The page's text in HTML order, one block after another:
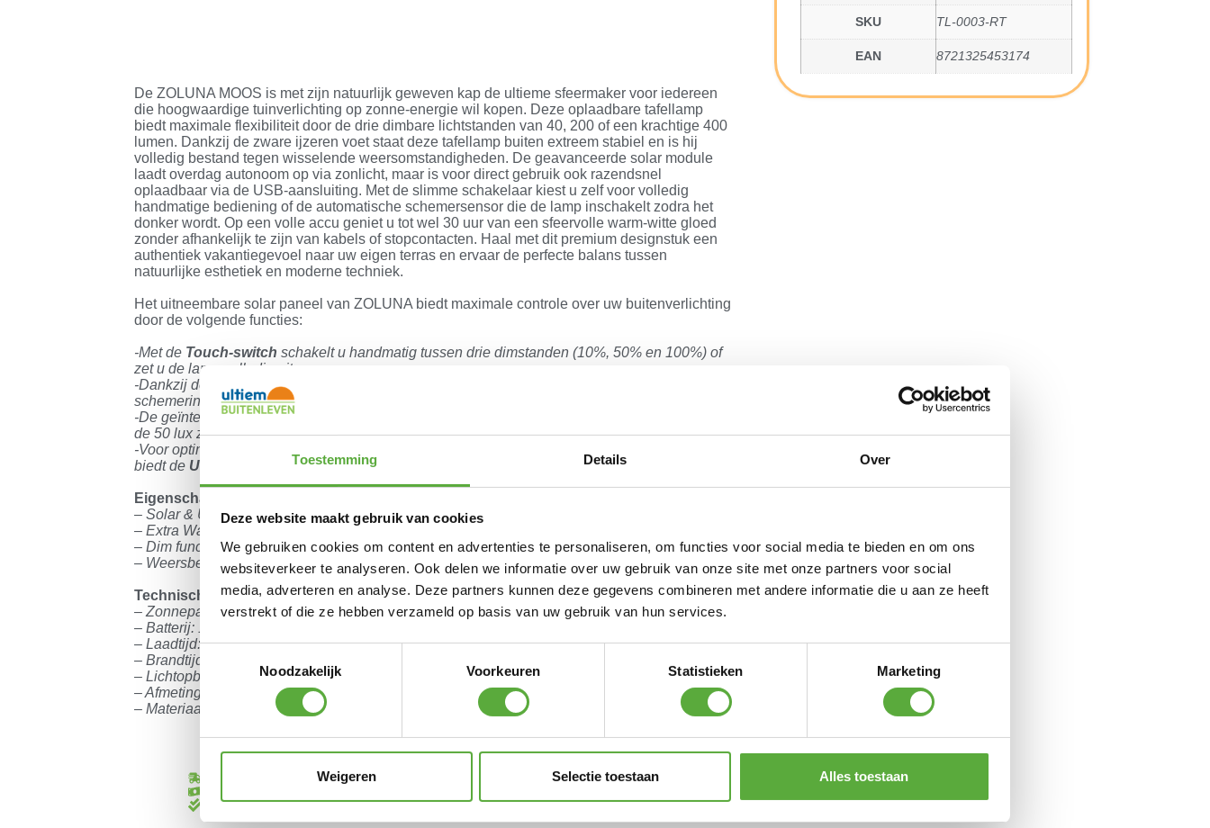
Toestemming Details Over
Deze website maakt gebruik van cookies
We gebruiken cookies om content en advertenties te personaliseren, om functies voor social media te bieden en om ons
websiteverkeer te analyseren. Ook delen we informatie over uw gebruik van onze site met onze partners voor social
media, adverteren en analyse. Deze partners kunnen deze gegevens combineren met andere informatie die u aan ze heeft
verstrekt of die ze hebben verzameld op basis van uw gebruik van hun services.
Toestemmingsselectie
Noodzakelijk
Voorkeuren Statistieken Marketing
Weigeren Selectie toestaan Alles toestaan
De ZOLUNA MOOS is met zijn natuurlijk geweven kap de ultieme sfeermaker voor iedereen
die hoogwaardige tuinverlichting op zonne-energie wil kopen. Deze oplaadbare tafellamp
biedt maximale flexibiliteit door de drie dimbare lichtstanden van 40, 200 of een krachtige 400
lumen. Dankzij de zware ijzeren voet staat deze tafellamp buiten extreem stabiel en is hij
volledig bestand tegen wisselende weersomstandigheden. De geavanceerde solar module
laadt overdag autonoom op via zonlicht, maar is voor direct gebruik ook razendsnel
oplaadbaar via de USB-aansluiting. Met de slimme schakelaar kiest u zelf voor volledig
handmatige bediening of de automatische schemersensor die de lamp inschakelt zodra het
donker wordt. Op een volle accu geniet u tot wel 30 uur van een sfeervolle warm-witte gloed
zonder afhankelijk te zijn van kabels of stopcontacten. Haal met dit premium designstuk een
authentiek vakantiegevoel naar uw eigen terras en ervaar de perfecte balans tussen
natuurlijke esthetiek en moderne techniek.
Het uitneembare solar paneel van ZOLUNA biedt maximale controle over uw buitenverlichting
door de volgende functies:
-Met de Touch-switch schakelt u handmatig tussen drie dimstanden (10%, 50% en 100%) of
zet u de lamp volledig uit.
-Dankzij de
Twilight-schakelaar
schemering of stand '0' voor volledige handmatige bediening.
-De geïntegreerdeschemersensor
de 50 lux zakt en schakelt deze bij daglicht weer uit.
-Voor optimaal gebruiksgemak laadt de module in circa 7 uur volledig op via zonlicht, maar
biedt de USB-ingang ook de optie voor een snelle boost in slechts 4 uur.
Eigenschappen:
– Solar & USB oplaadbaar (inclusief kabel)
– Extra Warm Wit Licht (2700K)
– Dim functie en timer met afstandsbediening
– Weersbestendig: IP 44
Technische kenmerken:
– Zonnepaneel: 5V 260mA
– Batterij: 18650 Lithium-ion, 3.7V – 2000mAh
– Laadtijd: 4 uur USB, 7 uur Solar
– Brandtijd: tot 30 uur
– Lichtopbrengst: 400 lumen
– Afmetingen product: 26 x 26 x 36 cm
– Materiaal: Ijzer + Aluminium + kunststof rotan
SKU TL-0003-RT
EAN 8721325453174
Gratis verzending vanaf €250,-*
Kopersbescherming met Trusted Shops